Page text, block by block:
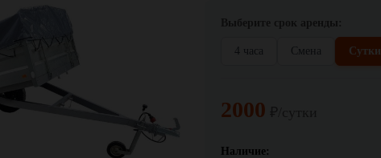
4 часа Смена Сутки
2000
Наличие: